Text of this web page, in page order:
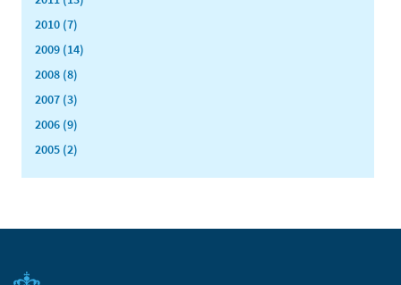
2010 (7)
2009 (14)
2008 (8)
2007 (3)
2006 (9)
2005 (2)